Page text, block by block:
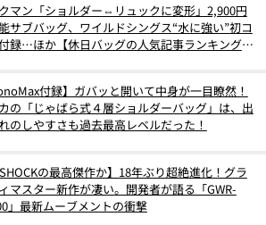
マン「ショルダー⇔リュックに変形」2,900円
サブバッグ、ワイルドシングス“水に強い”初コ
録…ほか【休日バッグの人気記事ランキングベ
付録】ガバッと開いて中身が一目瞭然！
の「じゃばら式４層ショルダーバッグ」は、出
のしやすさも過去最高レベルだった！
SHOCKの最高傑作か】18年ぶり超絶進化！グラ
マスター新作が凄い。開発者が語る「GWR-
」最新ムーブメントの衝撃